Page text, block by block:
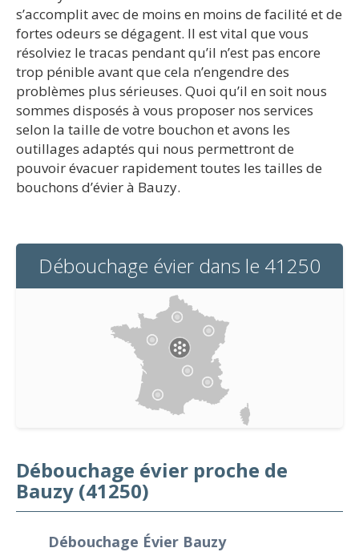
s’accomplit avec de moins en moins de facilité et de
fortes odeurs se dégagent. Il est vital que vous
résolviez le tracas pendant qu’il n’est pas encore
trop pénible avant que cela n’engendre des
problèmes plus sérieuses. Quoi qu’il en soit nous
sommes disposés à vous proposer nos services
selon la taille de votre bouchon et avons les
outillages adaptés qui nous permettront de
pouvoir évacuer rapidement toutes les tailles de
bouchons d’évier à Bauzy.
Débouchage évier dans le 41250
Débouchage évier proche de
Bauzy (41250)
Débouchage Évier Bauzy